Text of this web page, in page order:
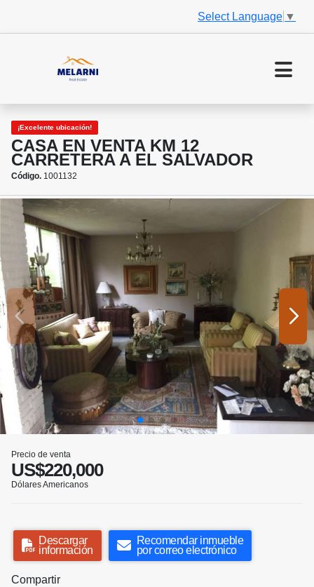
Select Language ▼
¡Excelente ubicación!
CASA EN VENTA KM 12
CARRETERA A EL SALVADOR
Código. 1001132
Precio de venta
US$220,000
Dólares Americanos
Descargar
información
Recomendar inmueble
por correo electrónico
Compartir